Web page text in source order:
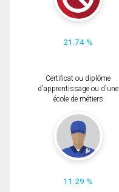
21.74 %
Certificat ou diplôme
d'apprentissage ou d'une
école de métiers
11.29 %